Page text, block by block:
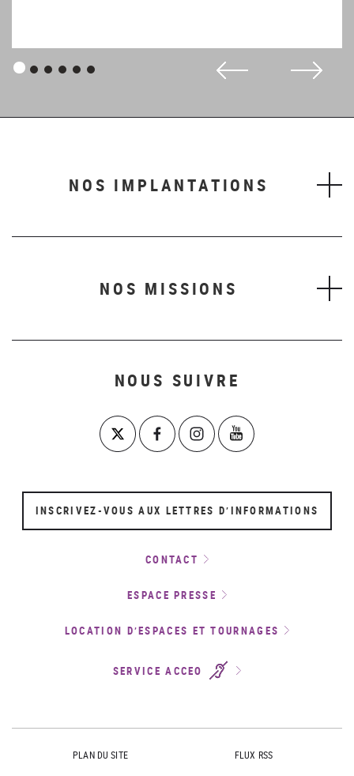
Panneau
Panneau
Panneau
Panneau
Panneau
Panneau
NOS IMPLANTATIONS
NOS MISSIONS
NOUS SUIVRE
INSCRIVEZ-VOUS AUX LETTRES D’INFORMATIONS
CONTACT
ESPACE PRESSE
LOCATION D’ESPACES ET TOURNAGES
SERVICE ACCEO
PLAN DU SITE FLUX RSS